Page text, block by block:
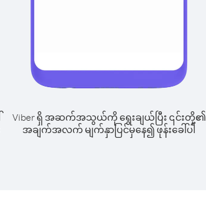
Viber ရှိ အဆက်အသွယ်ကို ရွေးချယ်ပြီး ၎င်းတို့၏
အချက်အလက် မျက်နှာပြင်မှနေ၍ ဖုန်းခေါ်ပါ